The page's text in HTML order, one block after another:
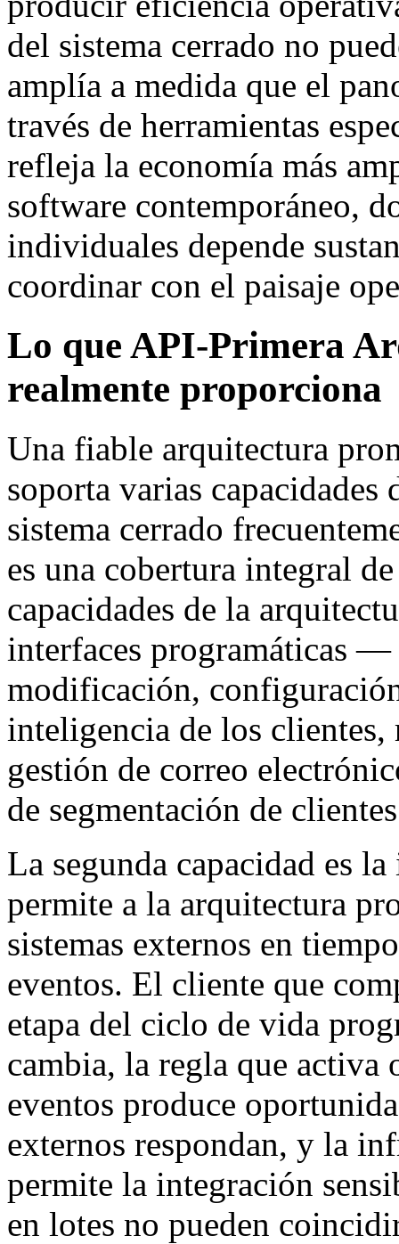
del sistema cerrado no
amplía a medida que el
través de herramientas
refleja la economía más
software contemporáneo,
individuales depende
coordinar con el paisaje
Lo que API-Primera
realmente proporciona
Una fiable arquitectura
soporta varias
sistema cerrado
es una cobertura integral
capacidades de la
interfaces programáticas —
modificación,
inteligencia de los clientes,
gestión de correo
de segmentación de
La segunda capacidad es
permite a la arquitectura
sistemas externos en
eventos. El cliente que
etapa del ciclo de vida
cambia, la regla que activa
eventos produce
externos respondan, y la
permite la integración
en lotes no pueden